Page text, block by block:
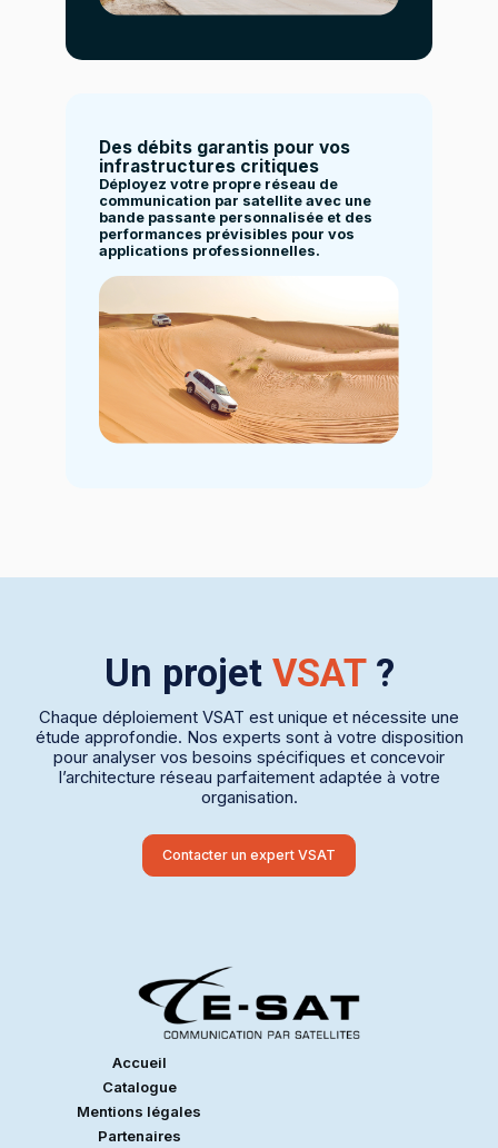
Des débits garantis pour vos
infrastructures critiques
Déployez votre propre réseau de
communication par satellite avec une
bande passante personnalisée et des
performances prévisibles pour vos
applications professionnelles.
Un projet VSAT?
Chaque déploiement VSAT est unique et nécessite une
étude approfondie. Nos experts sont à votre disposition
pour analyser vos besoins spécifiques et concevoir
l’architecture réseau parfaitement adaptée à votre
organisation.
Contacter un expert VSAT
Accueil
Catalogue
Mentions légales
Partenaires